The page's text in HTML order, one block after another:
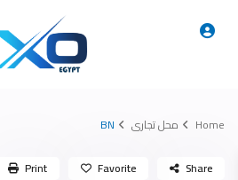
Home محل تجارى BN
Share
Favorite
Print